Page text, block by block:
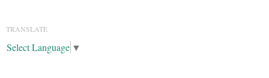
TRANSLATE
Select Language ▼